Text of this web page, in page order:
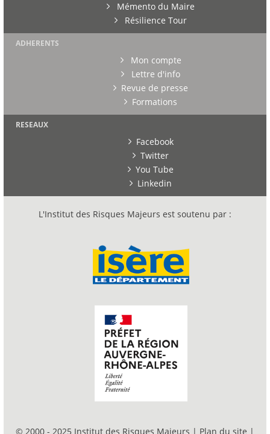
Mémento du Maire
Résilience Tour
ADHERENTS
Mon compte
Lettre d'info
Revue de presse
Formations
RESEAUX
Facebook
Twitter
You Tube
Linkedin
L'Institut des Risques Majeurs est soutenu par :
© 2000 - 2025 Institut des Risques Majeurs | Plan du site |